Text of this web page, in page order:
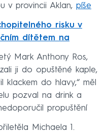
v provincii Aklan, píše
risku v
dítětem na
Mark Anthony Ros,
ji do opuštěné kaple,
klackem do hlavy,“ měl
pozval na drink a
propuštění
Michaela 1.